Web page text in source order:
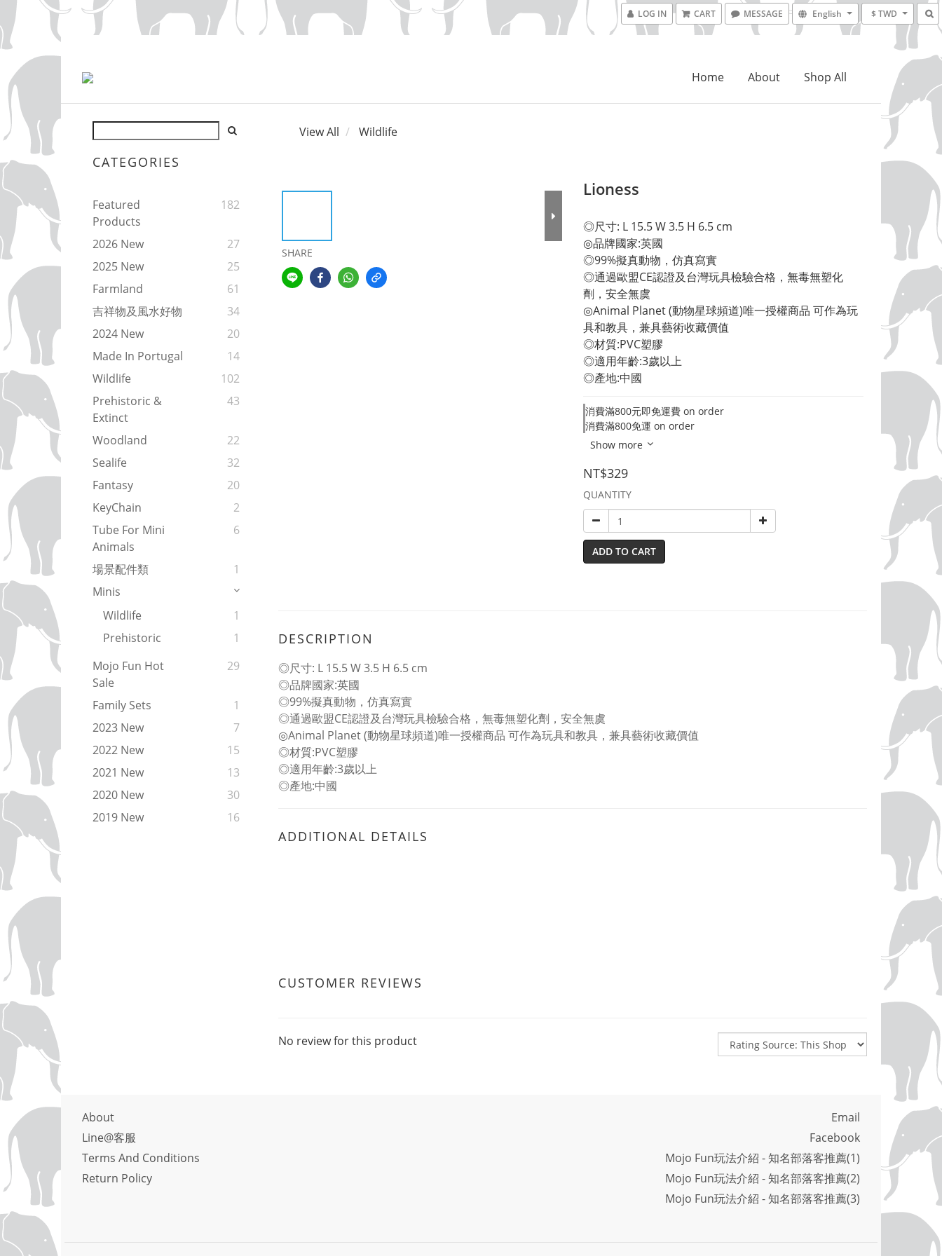
LOG IN CART MESSAGE English $ TWD
Home About Shop All
CATEGORIES
Featured
Products
182
2026 New
27
2025 New
25
Farmland
61
吉祥物及風水好物
34
2024 New
20
Made In Portugal
14
Wildlife
102
Prehistoric &
Extinct
43
Woodland
22
Sealife
32
Fantasy
20
KeyChain
2
Tube For Mini
Animals
6
場景配件類
1
Minis
Wildlife
1
Prehistoric
1
Mojo Fun Hot
Sale
29
Family Sets
1
2023 New
7
2022 New
15
2021 New
13
2020 New
30
2019 New
16
View All Wildlife
SHARE
Lioness
◎尺寸: L 15.5 W 3.5 H 6.5 cm
◎品牌國家:英國
◎99%擬真動物，仿真寫實
◎通過歐盟CE認證及台灣玩具檢驗合格，無毒無塑化
劑，安全無虞
◎Animal Planet (動物星球頻道)唯一授權商品 可作為玩
具和教具，兼具藝術收藏價值
◎材質:PVC塑膠
◎適用年齡:3歲以上
◎產地:中國
消費滿800元即免運費 on order
消費滿800免運 on order
Show more
NT$329
QUANTITY
ADD TO CART
DESCRIPTION
◎尺寸: L 15.5 W 3.5 H 6.5 cm
◎品牌國家:英國
◎99%擬真動物，仿真寫實
◎通過歐盟CE認證及台灣玩具檢驗合格，無毒無塑化劑，安全無虞
◎Animal Planet (動物星球頻道)唯一授權商品 可作為玩具和教具，兼具藝術收藏價值
◎材質:PVC塑膠
◎適用年齡:3歲以上
◎產地:中國
ADDITIONAL DETAILS
CUSTOMER REVIEWS
No review for this product
About
Line@客服
Terms And Conditions
Return Policy
Email
Facebook
Mojo Fun玩法介紹 - 知名部落客推薦(1)
Mojo Fun玩法介紹 - 知名部落客推薦(2)
Mojo Fun玩法介紹 - 知名部落客推薦(3)